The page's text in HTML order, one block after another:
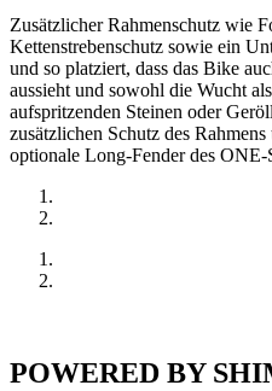
Zusätzlicher Rahmenschutz wie
Kettenstrebenschutz sowie ein
und so platziert, dass das Bike
aussieht und sowohl die Wucht
aufspritzenden Steinen oder
zusätzlichen Schutz des
optionale Long-Fender des
POWERED BY